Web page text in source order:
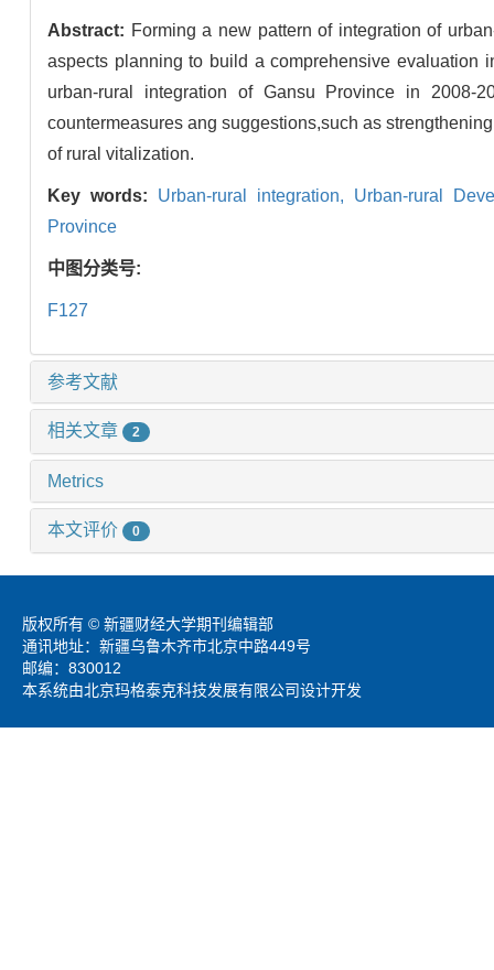
Abstract: Forming a new pattern of integration of
aspects planning to build a comprehensive evaluation
urban-rural integration of Gansu Province in
countermeasures ang suggestions,such as
of rural vitalization.
Key words: Urban-rural integration, Urban-rural
Province
中图分类号:
F127
参考文献
相关文章 2
Metrics
本文评价 0
版权所有 © 新疆财经大学期刊编辑部
通讯地址：新疆乌鲁木齐市北京中路449号
邮编：830012
本系统由北京玛格泰克科技发展有限公司设计开发